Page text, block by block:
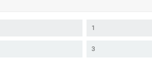
1
3